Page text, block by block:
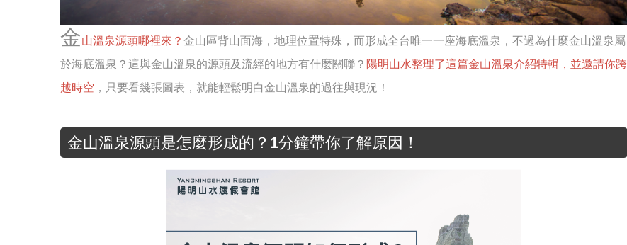
金山溫泉源頭哪裡來？ 金山區背山面海，地理位置特殊，而形成全台唯一一座海底溫泉，不過為什麼金山溫泉屬
於海底溫泉？這與金山溫泉的源頭及流經的地方有什麼關聯？ 陽明山水整理了這篇金山溫泉介紹特輯，並邀請你跨
越時空 ，只要看幾張圖表，就能輕鬆明白金山溫泉的過往與現況！
金山溫泉源頭是怎麼形成的？1分鐘帶你了解原因！